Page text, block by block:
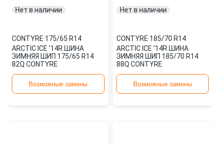
Нет в наличии
CONTYRE·175/65 R14
ARCTIC ICE '14R ШИНА
ЗИМНЯЯ ШИП 175/65 R14
82Q CONTYRE
Возможные замены
Нет в наличии
CONTYRE·185/70 R14
ARCTIC ICE '14R ШИНА
ЗИМНЯЯ ШИП 185/70 R14
88Q CONTYRE
Возможные замены